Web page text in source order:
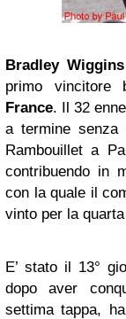
Bradley Wiggins
primo vincitore
France. Il 32
a termine
Rambouillet a
contribuendo in
con la quale il
vinto per la
E’ stato il 13°
dopo aver
settima tappa,